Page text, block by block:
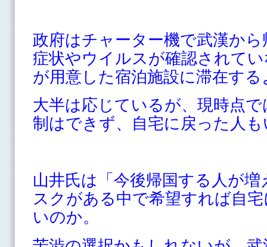
政府はチャーター機で武漢か
症状やウイルスが確認されて
が用意した宿泊施設に滞在す
大半は応じているが、現時点
制はできず、自宅に戻った人
山井氏は「今後帰国する人が
スクがある中で希望すれば自
いのか。